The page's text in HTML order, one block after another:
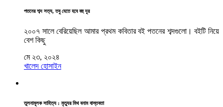
পতনের শব্দ সত্য, তবু যেতে হবে বহু দূর
২০০৭ সালে বেরিয়েছিল আমার প্রথম কবিতার বই পতনের শব্দগুলো। বইটি নিয়ে
বেশ কিছু
মে ২৩, ২০২৪
খালেদ হোসাইন
তুলনামূলক সাহিত্য : মৃত্যুর মিথ বনাম বাস্তবতা